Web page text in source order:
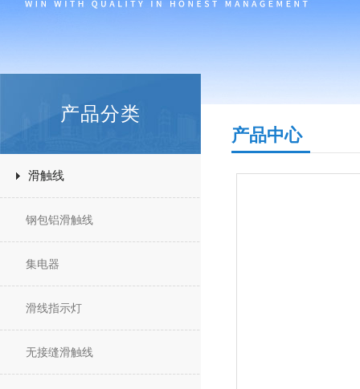
产品分类
滑触线
钢包铝滑触线
集电器
滑线指示灯
无接缝滑触线
产品中心